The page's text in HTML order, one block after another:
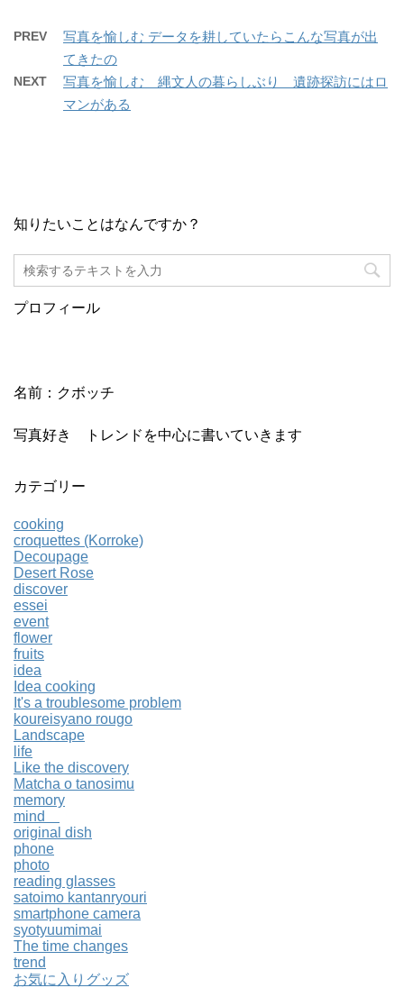
PREV
写真を愉しむ データを耕していたらこんな写真が出
てきたの
NEXT
写真を愉しむ 縄文人の暮らしぶり 遺跡探訪にはロ
マンがある
知りたいことはなんですか？
プロフィール
名前：クボッチ
写真好き トレンドを中心に書いていきます
カテゴリー
cooking
croquettes (Korroke)
Decoupage
Desert Rose
discover
essei
event
flower
fruits
idea
Idea cooking
It's a troublesome problem
koureisyano rougo
Landscape
life
Like the discovery
Matcha o tanosimu
memory
mind
original dish
phone
photo
reading glasses
satoimo kantanryouri
smartphone camera
syotyuumimai
The time changes
trend
お気に入りグッズ